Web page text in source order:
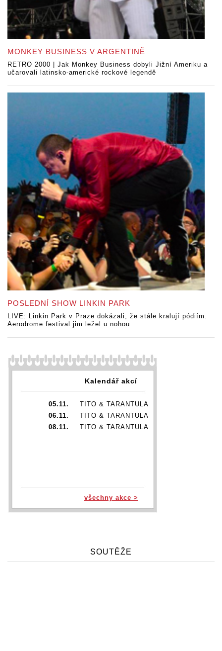
MONKEY BUSINESS V ARGENTINĚ
RETRO 2000 | Jak Monkey Business dobyli Jižní Ameriku a
učarovali latinsko-americké rockové legendě
POSLEDNÍ SHOW LINKIN PARK
LIVE: Linkin Park v Praze dokázali, že stále kralují pódiím.
Aerodrome festival jim ležel u nohou
Kalendář akcí
05.11.
TITO & TARANTULA
06.11.
TITO & TARANTULA
08.11.
TITO & TARANTULA
všechny akce >
SOUTĚŽE